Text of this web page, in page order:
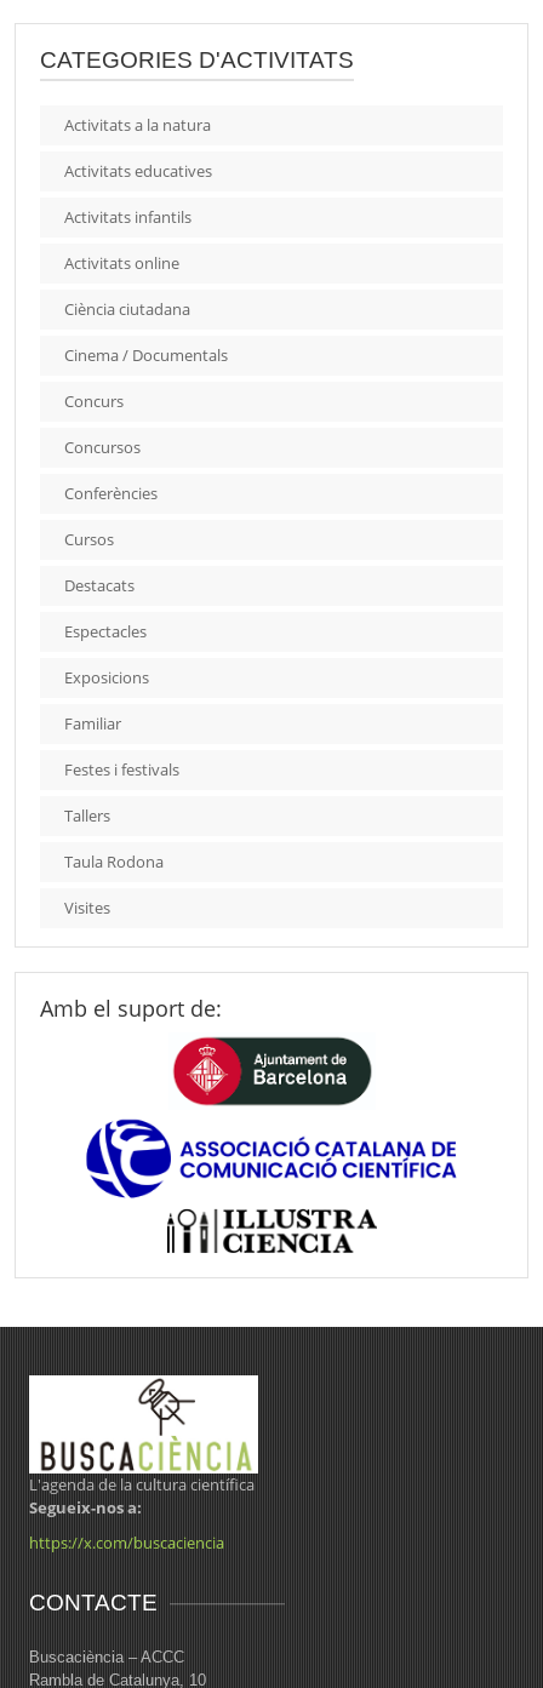
CATEGORIES D'ACTIVITATS
Activitats a la natura
Activitats educatives
Activitats infantils
Activitats online
Ciència ciutadana
Cinema / Documentals
Concurs
Concursos
Conferències
Cursos
Destacats
Espectacles
Exposicions
Familiar
Festes i festivals
Tallers
Taula Rodona
Visites
Amb el suport de:
L'agenda de la cultura científica
Segueix-nos a:
https://x.com/buscaciencia
CONTACTE
Buscaciència – ACCC
Rambla de Catalunya, 10